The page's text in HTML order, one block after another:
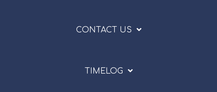
CONTACT US
TIMELOG